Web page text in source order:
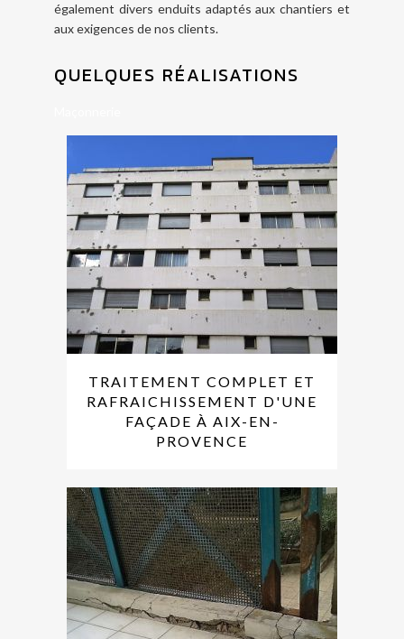
également divers enduits adaptés aux chantiers et
aux exigences de nos clients.
QUELQUES RÉALISATIONS
TRAITEMENT COMPLET ET
RAFRAICHISSEMENT D'UNE
FAÇADE À AIX-EN-
PROVENCE